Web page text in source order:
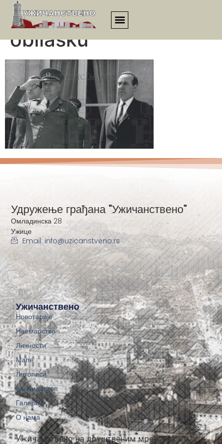
Nikola ljubičić u
obilasku
Ужичанствено на друштвеним мрежама:
Ужичанствено
Новотарије
Неимарство
Личности
Мапе
Летописи
Калеидоскоп
Галерије
О нама
Удружење грађана "Ужичанствено"
Омладинска 28
Ужице
Email: info@uzicanstveno.rs